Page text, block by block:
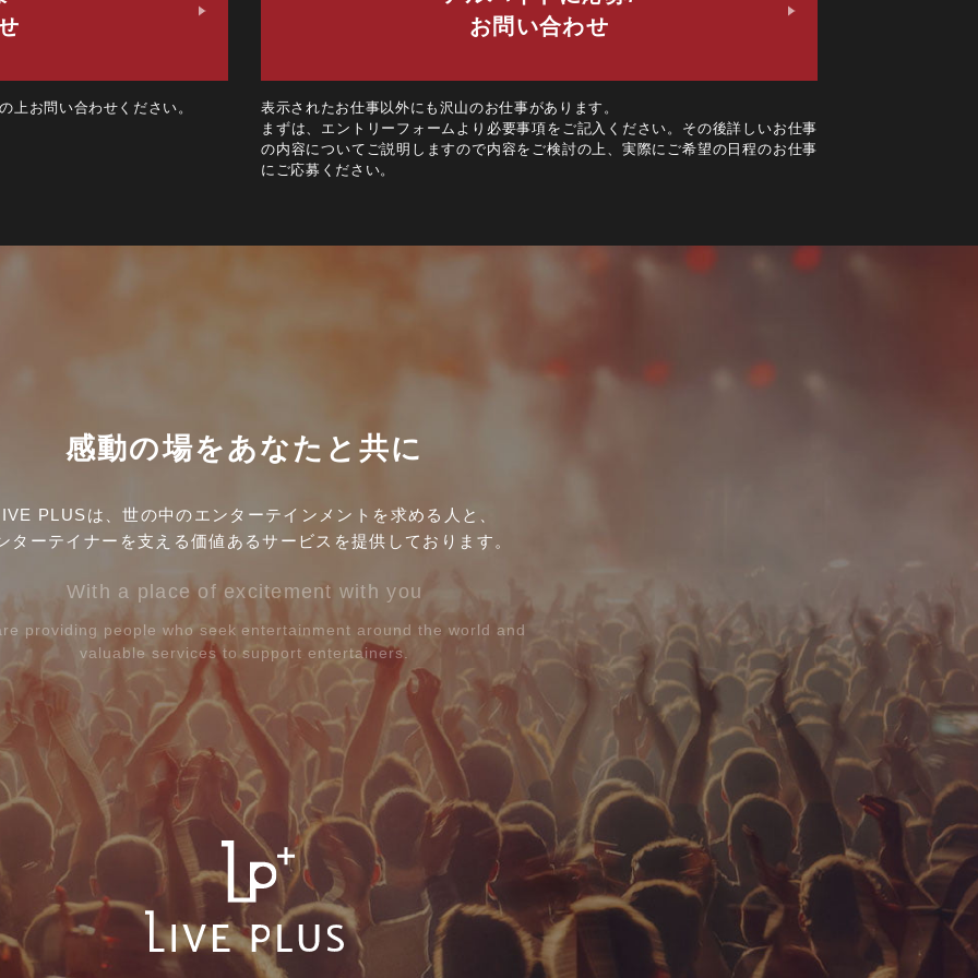
上お問い合わせください。
お問い合わせ
表示されたお仕事以外にも沢山のお仕事があります。
まずは、エントリーフォームより必要事項をご記入ください。その後詳しいお仕事
の内容についてご説明しますので内容をご検討の上、実際にご希望の日程のお仕事
にご応募ください。
感動の場をあなたと共に
PLUSは、世の中のエンターテインメントを求める人と、
ターテイナーを支える価値あるサービスを提供しております。
With a place of excitement with you
providing people who seek entertainment around the world and
valuable services to support entertainers.